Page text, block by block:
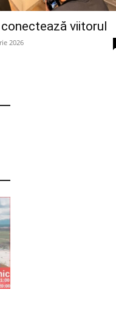
viitorul
2026